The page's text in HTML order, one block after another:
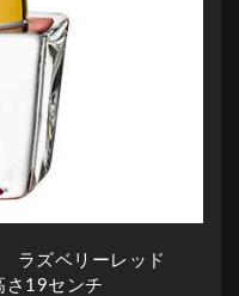
ラズベリーレッド
さ19センチ